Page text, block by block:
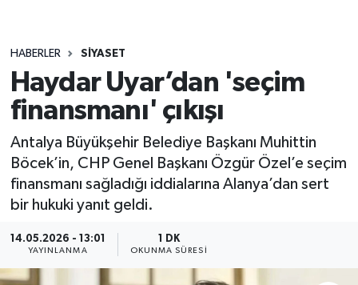
HABERLER SIYASET
Haydar Uyar’dan 'seçim
finansmanı' çıkışı
Antalya Büyükşehir Belediye Başkanı Muhittin
Böcek’in, CHP Genel Başkanı Özgür Özel’e seçim
finansmanı sağladığı iddialarına Alanya’dan sert
bir hukuki yanıt geldi.
14.05.2026 - 13:01
YAYINLANMA
1 DK
OKUNMA SÜRESI
Siyaset
Spor
Ekonomi
Gazipaşa
Süper Lig Puan Durumu ve Fikstür
Tüm Manşetler
Son Dakika Haberleri
Haber Arşivi